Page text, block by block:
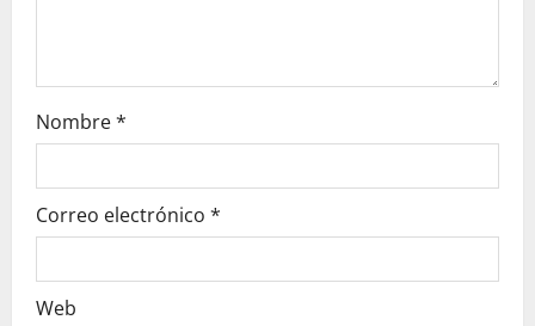
Nombre*
Correo electrónico *
Web